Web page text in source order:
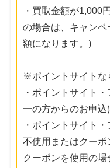
・買取金額が1,000
の場合は、キャン
額になります。)
※ポイントサイトな
・ポイントサイト
一の方からのお申込
・ポイントサイト
不使用またはクー
クーポンを使用の場